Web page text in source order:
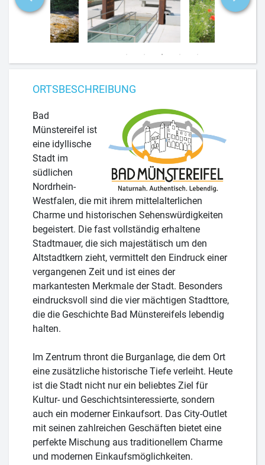
ORTSBESCHREIBUNG
Bad
Münstereifel ist
eine idyllische
Stadt im
südlichen
Nordrhein-
Westfalen, die mit ihrem mittelalterlichen
Charme und historischen Sehenswürdigkeiten
begeistert. Die fast vollständig erhaltene
Stadtmauer, die sich majestätisch um den
Altstadtkern zieht, vermittelt den Eindruck einer
vergangenen Zeit und ist eines der
markantesten Merkmale der Stadt. Besonders
eindrucksvoll sind die vier mächtigen Stadttore,
die die Geschichte Bad Münstereifels lebendig
halten.
Im Zentrum thront die Burganlage, die dem Ort
eine zusätzliche historische Tiefe verleiht. Heute
ist die Stadt nicht nur ein beliebtes Ziel für
Kultur- und Geschichtsinteressierte, sondern
auch ein moderner Einkaufsort. Das City-Outlet
mit seinen zahlreichen Geschäften bietet eine
perfekte Mischung aus traditionellem Charme
und modernen Einkaufsmöglichkeiten.